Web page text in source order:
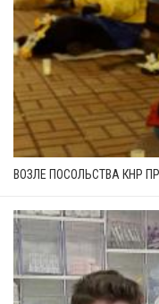
ВОЗЛЕ ПОСОЛЬСТВА КНР